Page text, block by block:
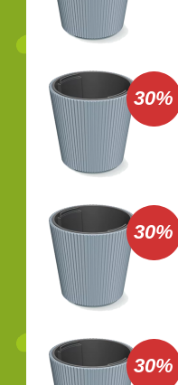
30%
30%
30%